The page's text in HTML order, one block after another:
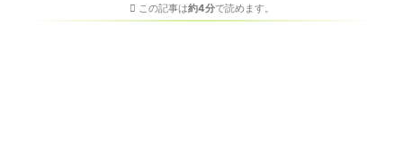
この記事は約4分で読めます。